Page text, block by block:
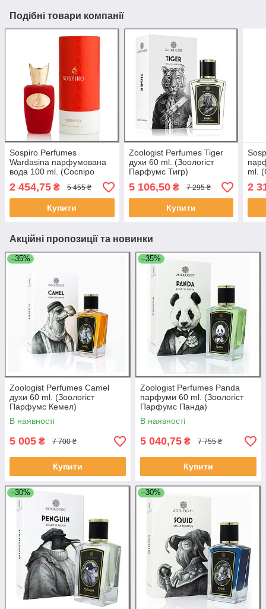
Подібні товари компанії
Sospiro Perfumes
Wardasina парфумована
вода 100 ml. (Соспіро
Парфумс Вардасина)
2 454,75 ₴ 5 455 ₴
Купити
Zoologist Perfumes Tiger
духи 60 ml. (Зоологіст
Парфумс Тигр)
5 106,50₴ 7 295 ₴
Купити
ml.
2
Акційні пропозиції та новинки
–35%
Zoologist Perfumes Camel
духи 60 ml. (Зоологіст
Парфумс Кемел)
В наявності
5 005 ₴ 7 700 ₴
Купити
–35%
Zoologist Perfumes Panda
парфуми 60 ml. (Зоологіст
Парфумс Панда)
В наявності
5 040,75 ₴ 7 755 ₴
Купити
–30% –30%